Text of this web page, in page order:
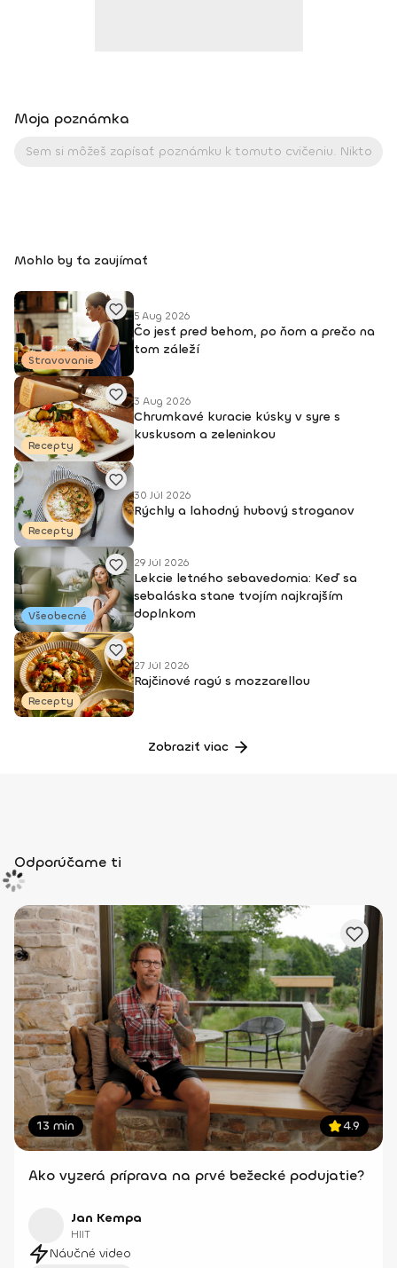
Moja poznámka
Mohlo by ťa zaujímať
Stravovanie
5 Aug 2026
Čo jesť pred behom, po ňom a prečo na
tom záleží
Recepty
3 Aug 2026
Chrumkavé kuracie kúsky v syre s
kuskusom a zeleninkou
Recepty
30 Júl 2026
Rýchly a lahodný hubový stroganov
Všeobecné
29 Júl 2026
Lekcie letného sebavedomia: Keď sa
sebaláska stane tvojím najkrajším
doplnkom
Recepty
27 Júl 2026
Rajčinové ragú s mozzarellou
Zobraziť viac
Odporúčame ti
13 min 4.9
Ako vyzerá príprava na prvé bežecké podujatie?
Jan Kempa
HIIT
Náučné video